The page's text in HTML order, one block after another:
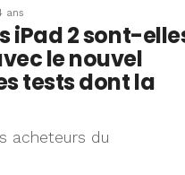
ans
iPad 2 sont-
le nouvel
tests dont la
acheteurs du